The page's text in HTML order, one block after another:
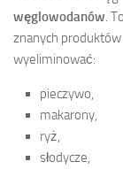
węglowodanów.
znanych
wyeliminować:
pieczywo,
makarony,
ryż,
słodycze,